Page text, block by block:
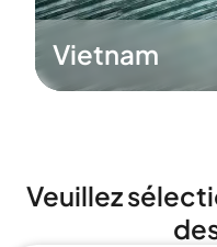
Vietnam
Veuillez